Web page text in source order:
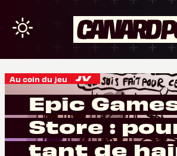
Au coin du jeu
Epic
Store :
tant de